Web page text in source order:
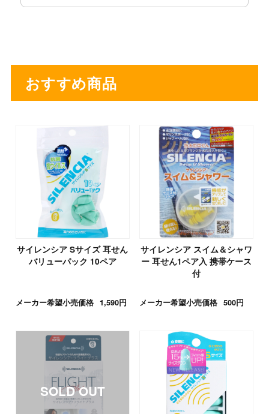
おすすめ商品
サイレンシア Sサイズ 耳せん
バリューパック 10ペア
メーカー希望小売価格 1,590円
サイレンシア スイム＆シャワ
ー 耳せん1ペア入 携帯ケース
付
メーカー希望小売価格 500円